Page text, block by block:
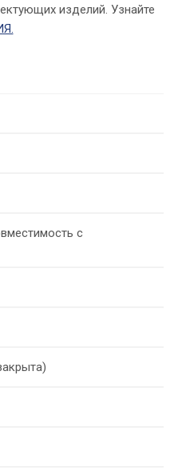
изделий. Узнайте
с